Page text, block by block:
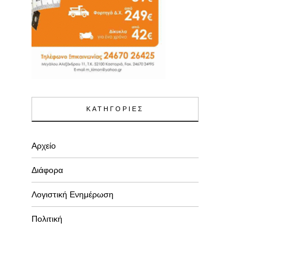
ΚΑΤΗΓΟΡΙΕΣ
Αρχείο
Διάφορα
Λογιστική Ενημέρωση
Πολιτική